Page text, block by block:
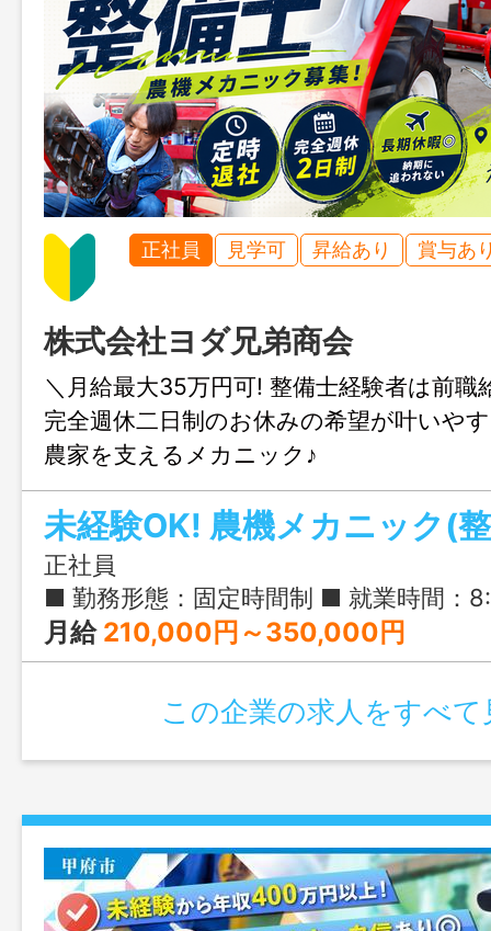
正社員 見学可 昇給あり 賞与あ
株式会社ヨダ兄弟商会
＼月給最大35万円可! 整備士経験者は前
完全週休二日制のお休みの希望が叶いや
農家を支えるメカニック♪
未経験OK! 農機メカニック(
正社員
■ 勤務形態：固定時間制 ■ 就業時間：8:30-17:30
月給 210,000円～350,000円
この企業の求人をすべて